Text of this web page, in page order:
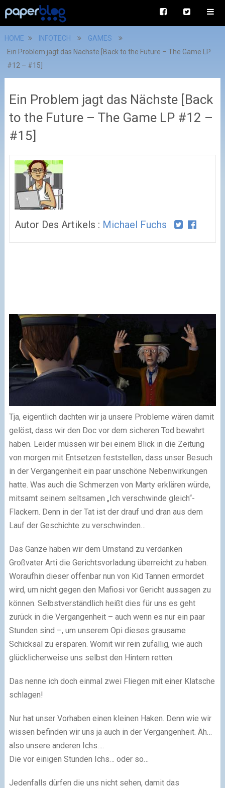
HOME INFOTECH
GAMES
Ein Problem jagt das Nächste [Back to the Future – The Game LP
#12 – #15]
Ein Problem jagt das Nächste [Back
to the Future – The Game LP #12 –
#15]
Autor Des Artikels : Michael Fuchs
Tja, eigentlich dachten wir ja unsere Probleme wären damit
gelöst, dass wir den Doc vor dem sicheren Tod bewahrt
haben. Leider müssen wir bei einem Blick in die Zeitung
von morgen mit Entsetzen feststellen, dass unser Besuch
in der Vergangenheit ein paar unschöne Nebenwirkungen
hatte. Was auch die Schmerzen von Marty erklären würde,
mitsamt seinem seltsamen „Ich verschwinde gleich“-
Flackern. Denn in der Tat ist der drauf und dran aus dem
Lauf der Geschichte zu verschwinden…
Das Ganze haben wir dem Umstand zu verdanken
Großvater Arti die Gerichtsvorladung überreicht zu haben.
Woraufhin dieser offenbar nun von Kid Tannen ermordet
wird, um nicht gegen den Mafiosi vor Gericht aussagen zu
können. Selbstverständlich heißt dies für uns es geht
zurück in die Vergangenheit – auch wenn es nur ein paar
Stunden sind –, um unserem Opi dieses grausame
Schicksal zu ersparen. Womit wir rein zufällig, wie auch
glücklicherweise uns selbst den Hintern retten.
Das nenne ich doch einmal zwei Fliegen mit einer Klatsche
schlagen!
Nur hat unser Vorhaben einen kleinen Haken. Denn wie wir
wissen befinden wir uns ja auch in der Vergangenheit. Äh…
also unsere anderen Ichs….
Die vor einigen Stunden Ichs… oder so…
Jedenfalls dürfen die uns nicht sehen, damit das